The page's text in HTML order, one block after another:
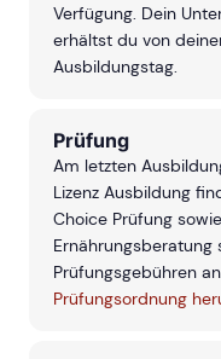
Verfügung. Dein
erhältst du von
Ausbildungstag.
Prüfung
Am letzten
Lizenz Ausbildung
Choice Prüfung
Ernährungsberatung
Prüfungsgebühren
Prüfungsordnung